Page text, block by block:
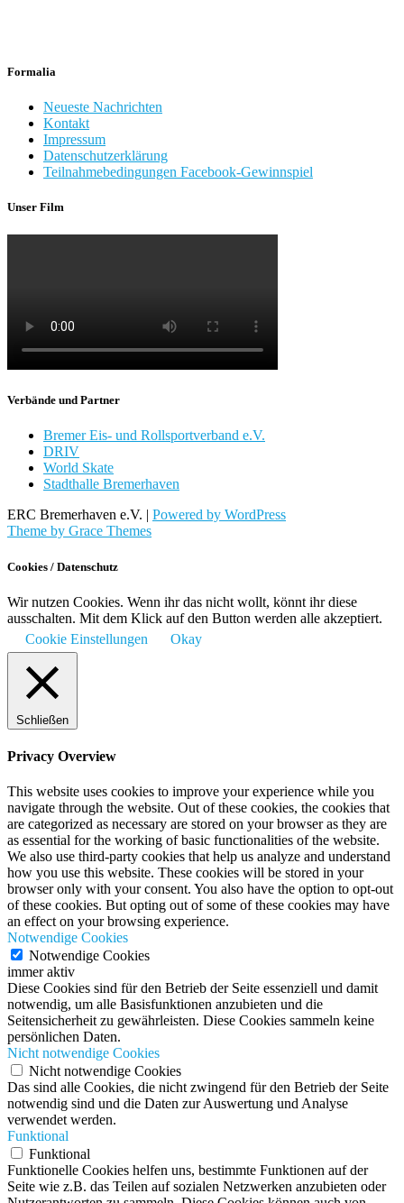
Formalia
Neueste Nachrichten
Kontakt
Impressum
Datenschutzerklärung
Teilnahmebedingungen Facebook-Gewinnspiel
Unser Film
Verbände und Partner
Bremer Eis- und Rollsportverband e.V.
DRIV
World Skate
Stadthalle Bremerhaven
ERC Bremerhaven e.V. | Powered by WordPress
Theme by Grace Themes
Cookies / Datenschutz
Wir nutzen Cookies. Wenn ihr das nicht wollt, könnt ihr diese
ausschalten. Mit dem Klick auf den Button werden alle akzeptiert.
Cookie Einstellungen
Okay
Schließen
Privacy Overview
This website uses cookies to improve your experience while you
navigate through the website. Out of these cookies, the cookies that
are categorized as necessary are stored on your browser as they are
as essential for the working of basic functionalities of the website.
We also use third-party cookies that help us analyze and understand
how you use this website. These cookies will be stored in your
browser only with your consent. You also have the option to opt-out
of these cookies. But opting out of some of these cookies may have
an effect on your browsing experience.
Notwendige Cookies
Notwendige Cookies
immer aktiv
Diese Cookies sind für den Betrieb der Seite essenziell und damit
notwendig, um alle Basisfunktionen anzubieten und die
Seitensicherheit zu gewährleisten. Diese Cookies sammeln keine
persönlichen Daten.
Nicht notwendige Cookies
Nicht notwendige Cookies
Das sind alle Cookies, die nicht zwingend für den Betrieb der Seite
notwendig sind und die Daten zur Auswertung und Analyse
verwendet werden.
Funktional
Funktional
Funktionelle Cookies helfen uns, bestimmte Funktionen auf der
Seite wie z.B. das Teilen auf sozialen Netzwerken anzubieten oder